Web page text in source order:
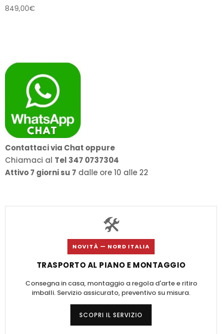
849,00€
Contattaci via Chat oppure
Chiamaci al Tel 347 0737304
Attivo 7 giorni su 7 dalle ore 10 alle 22
🛠️
NOVITÀ — NORD ITALIA
TRASPORTO AL PIANO E MONTAGGIO
Consegna in casa, montaggio a regola d'arte e ritiro
imballi. Servizio assicurato, preventivo su misura.
SCOPRI IL SERVIZIO